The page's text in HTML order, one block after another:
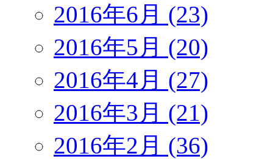
2016年6月 (23)
2016年5月 (20)
2016年4月 (27)
2016年3月 (21)
2016年2月 (36)